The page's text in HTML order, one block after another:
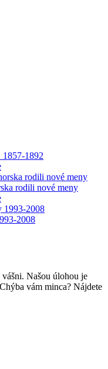
1857-1892
rodili nové meny
2008
Našou úlohou je
vám minca? Nájdete